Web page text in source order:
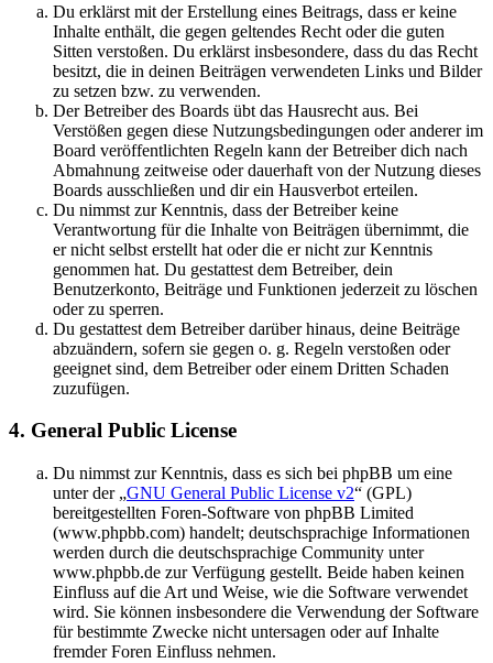
Du erklärst mit der Erstellung eines Beitrags, dass er keine
Inhalte enthält, die gegen geltendes Recht oder die guten
Sitten verstoßen. Du erklärst insbesondere, dass du das Recht
besitzt, die in deinen Beiträgen verwendeten Links und Bilder
zu setzen bzw. zu verwenden.
Der Betreiber des Boards übt das Hausrecht aus. Bei
Verstößen gegen diese Nutzungsbedingungen oder anderer im
Board veröffentlichten Regeln kann der Betreiber dich nach
Abmahnung zeitweise oder dauerhaft von der Nutzung dieses
Boards ausschließen und dir ein Hausverbot erteilen.
Du nimmst zur Kenntnis, dass der Betreiber keine
Verantwortung für die Inhalte von Beiträgen übernimmt, die
er nicht selbst erstellt hat oder die er nicht zur Kenntnis
genommen hat. Du gestattest dem Betreiber, dein
Benutzerkonto, Beiträge und Funktionen jederzeit zu löschen
oder zu sperren.
Du gestattest dem Betreiber darüber hinaus, deine Beiträge
abzuändern, sofern sie gegen o. g. Regeln verstoßen oder
geeignet sind, dem Betreiber oder einem Dritten Schaden
zuzufügen.
4. General Public License
Du nimmst zur Kenntnis, dass es sich bei phpBB um eine
unter der „GNU General Public License v2“ (GPL)
bereitgestellten Foren-Software von phpBB Limited
(www.phpbb.com) handelt; deutschsprachige Informationen
werden durch die deutschsprachige Community unter
www.phpbb.de zur Verfügung gestellt. Beide haben keinen
Einfluss auf die Art und Weise, wie die Software verwendet
wird. Sie können insbesondere die Verwendung der Software
für bestimmte Zwecke nicht untersagen oder auf Inhalte
fremder Foren Einfluss nehmen.